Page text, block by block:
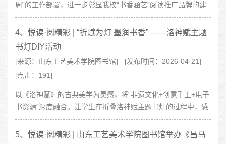
周”的工作部署，进一步彰显我校“书香涵艺”阅读推广品牌的建
设成效，4月23日上午，山东工艺美术学院图书馆在长清校区举
办“全民阅读活动周”启动..
4、悦读·阅精彩 | “折赋为灯 墨润书香” ——洛神赋主题
书灯DIY活动
[来源：山东工艺美术学院图书馆]
[发布时间：2026-04-21]
[点击：191]
以《洛神赋》的古典美学为灵感，将“非遗文化+创意手工+电子
书资源”深度融合。让学生在折叠洛神赋主题书灯的过程中，感
受传统文化与现代阅读的碰撞，同时将阅读从线上延伸到线
下，通过手工DIY创造独..
5、悦读·阅精彩 | 山东工艺美术学院图书馆举办《昌马